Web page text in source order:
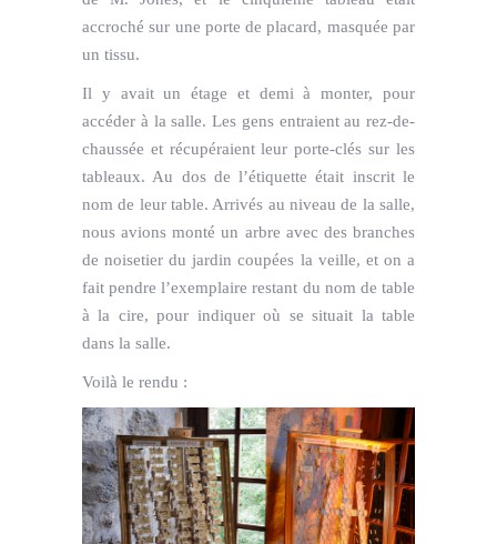
accroché sur une porte de placard, masquée par
un tissu.
Il y avait un étage et demi à monter, pour
accéder à la salle. Les gens entraient au rez-de-
chaussée et récupéraient leur porte-clés sur les
tableaux. Au dos de l’étiquette était inscrit le
nom de leur table. Arrivés au niveau de la salle,
nous avions monté un arbre avec des branches
de noisetier du jardin coupées la veille, et on a
fait pendre l’exemplaire restant du nom de table
à la cire, pour indiquer où se situait la table
dans la salle.
Voilà le rendu :